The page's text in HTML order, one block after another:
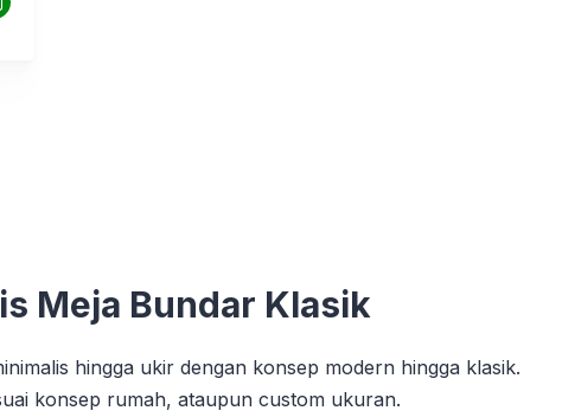
Meja Bundar Klasik
hingga ukir dengan konsep modern hingga klasik.
konsep rumah, ataupun custom ukuran.